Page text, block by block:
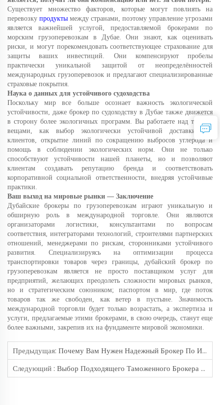
Существует множество факторов, которые могут повлиять на
перевозку продукты между странами, поэтому управление угрозами
является важнейшей услугой, предоставляемой брокерами по
морским грузоперевозкам в Дубае. Они знают, как оценивать
риски, и могут порекомендовать соответствующее страхование для
защиты ваших инвестиций. Они компенсируют пробелы
практически уникальной защитой от неопределённостей
международных грузоперевозок и предлагают специализированные
страховые покрытия.
Наука о данных для устойчивого судоходства
Поскольку мир все больше осознает важность экологической
устойчивости, даже брокер по судоходству в Дубае также движется
в сторону более экологичных программ. Вы работаете над такими
вещами, как выбор экологически устойчивой доставки для
клиентов, открытие линий по сокращению выбросов углерода и
помощь в соблюдении экологических норм. Они не только
способствуют устойчивости нашей планеты, но и позволяют
клиентам создавать репутацию бренда и соответствовать
корпоративной социальной ответственности, внедряя устойчивые
практики.
Ваш выход на мировые рынки — Заключение
Дубайские брокеры по грузоперевозкам играют уникальную и
обширную роль в международной торговле. Они являются
организаторами логистики, консультантами по вопросам
соответствия, интеграторами технологий, строителями партнерских
отношений, менеджерами по рискам, сторонниками устойчивого
развития. Специализируясь на оптимизации процесса
транспортировки товаров через границы, дубайский брокер по
грузоперевозкам является не просто поставщиком услуг для
предприятий, желающих преодолеть сложности мировых рынков,
но и стратегическим союзником; паспортом в мир, где поток
товаров так же свободен, как ветер в пустыне. Значимость
международной торговли будет только возрастать, а экспертиза и
услуги, предлагаемые этими брокерами, в свою очередь, станут еще
более важными, закрепив их на фундаменте мировой экономики.
Предыдущая: Почему Вам Нужен Надежный Брокер По Импорту На Филиппинах Для Бесперебойной Доставки
Следующий : Выбор Подходящего Таможенного Брокера В Индонезии Для Вашего Бизнеса